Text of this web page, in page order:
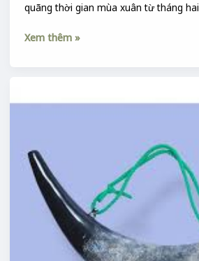
quãng thời gian mùa xuân từ tháng hai
Xem thêm »